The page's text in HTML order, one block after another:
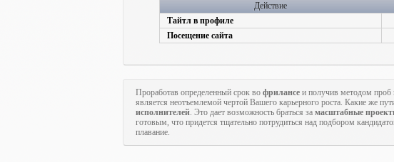
Действие
Тайтл в профиле
Посещение сайта
Проработав определенный срок во фрилансе и получив методом проб
является неотъемлемой чертой Вашего карьерного роста. Какие же
исполнителей. Это дает возможность браться за масштабные
готовым, что придется тщательно потрудиться над подбором
плавание.